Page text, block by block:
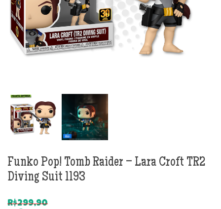
Funko Pop! Tomb Raider – Lara Croft TR2
Diving Suit 1193
R$299,90